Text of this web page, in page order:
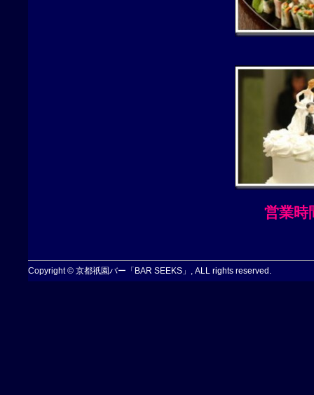
営業時間
Copyright © 京都祇園バー「BAR SEEKS」, ALL rights reserved.